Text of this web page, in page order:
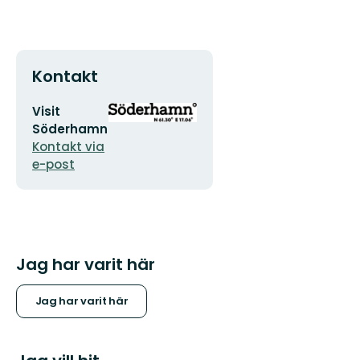
Kontakt
E-
postadress
Visit
Söderhamn
Kontakt via
e-post
Organisationens
logotyp
Jag har varit här
Jag har varit här